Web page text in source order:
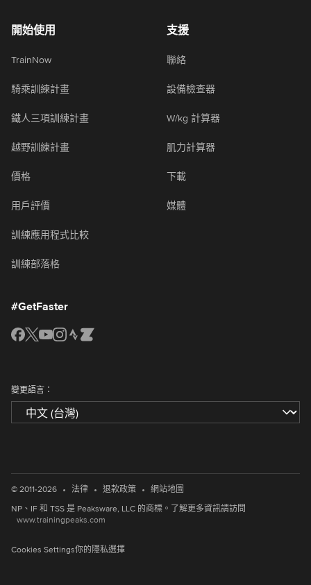
開始使用
TrainNow
騎乘訓練計畫
鐵人三項訓練計畫
越野訓練計畫
價格
用戶評價
訓練應用程式比較
訓練部落格
支援
聯絡
設備檢查器
W/kg 計算器
肌力計算器
下載
媒體
#GetFaster
變更語言：
© 2011-2026 • 法律 • 退款政策 • 網站地圖
NP、IF 和 TSS 是 Peaksware, LLC 的商標。了解更多資訊請訪問
www.trainingpeaks.com
Cookies Settings你的隱私選擇